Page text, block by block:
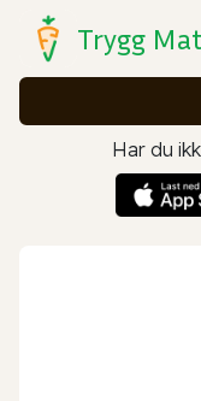
Trygg Mat
Har du